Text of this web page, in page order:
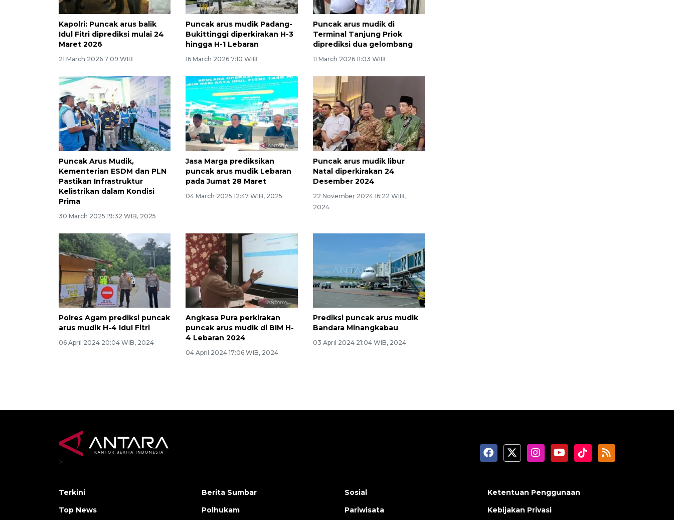
Kapolri: Puncak arus balik
Idul Fitri diprediksi mulai 24
Maret 2026
21 March 2026 7:09 WIB
Puncak arus mudik Padang-
Bukittinggi diperkirakan H-3
hingga H-1 Lebaran
16 March 2026 7:10 WIB
Puncak arus mudik di
Terminal Tanjung Priok
diprediksi dua gelombang
11 March 2026 11:03 WIB
Puncak Arus Mudik,
Kementerian ESDM dan PLN
Pastikan Infrastruktur
Kelistrikan dalam Kondisi
Prima
30 March 2025 19:32 WIB, 2025
Jasa Marga prediksikan
puncak arus mudik Lebaran
pada Jumat 28 Maret
04 March 2025 12:47 WIB, 2025
Puncak arus mudik libur
Natal diperkirakan 24
Desember 2024
22 November 2024 16:22 WIB,
2024
Polres Agam prediksi puncak
arus mudik H-4 Idul Fitri
06 April 2024 20:04 WIB, 2024
Angkasa Pura perkirakan
puncak arus mudik di BIM H-
4 Lebaran 2024
04 April 2024 17:06 WIB, 2024
Prediksi puncak arus mudik
Bandara Minangkabau
03 April 2024 21:04 WIB, 2024
>
Terkini
Top News
Berita Sumbar
Polhukam
Sosial
Pariwisata
Ketentuan Penggunaan
Kebijakan Privasi